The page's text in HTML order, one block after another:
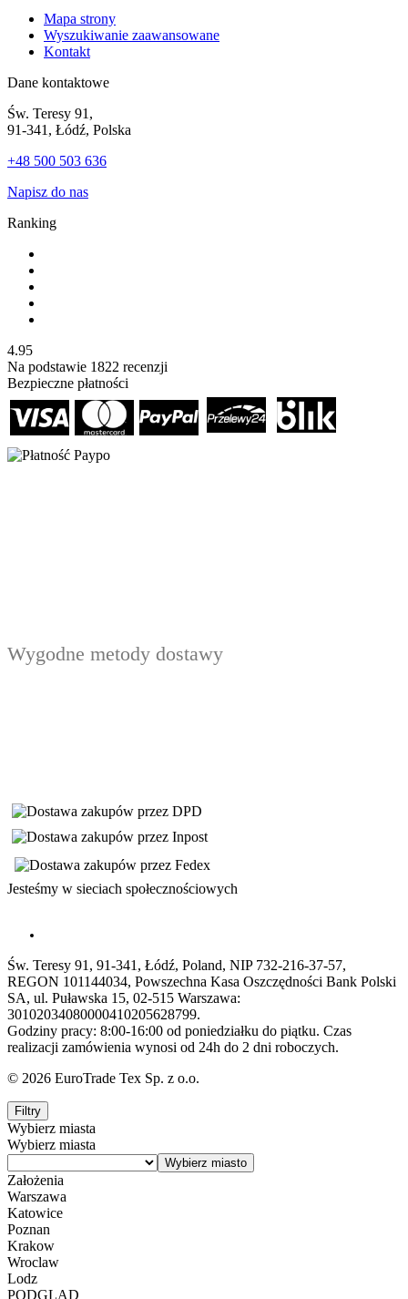
Mapa strony
Wyszukiwanie zaawansowane
Kontakt
Dane kontaktowe
Św. Teresy 91,
91-341, Łódź, Polska
+48 500 503 636
Napisz do nas
Ranking
4.95
Na podstawie 1822 recenzji
Bezpieczne płatności
Wygodne metody dostawy
Jesteśmy w sieciach społecznościowych
Św. Teresy 91, 91-341, Łódź, Poland, NIP 732-216-37-57,
REGON 101144034, Powszechna Kasa Oszczędności Bank Polski
SA, ul. Puławska 15, 02-515 Warszawa:
30102034080000410205628799.
Godziny pracy: 8:00-16:00 od poniedziałku do piątku. Czas
realizacji zamówienia wynosi od 24h do 2 dni roboczych.
© 2026 EuroTrade Tex Sp. z o.o.
Filtry
Wybierz miasta
Wybierz miasta
Założenia
Warszawa
Katowice
Poznan
Krakow
Wroclaw
Lodz
PODGLĄD